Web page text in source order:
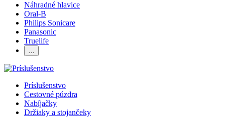
Náhradné hlavice
Oral-B
Philips Sonicare
Panasonic
Truelife
…
Príslušenstvo
Cestovné púzdra
Nabíjačky
Držiaky a stojančeky